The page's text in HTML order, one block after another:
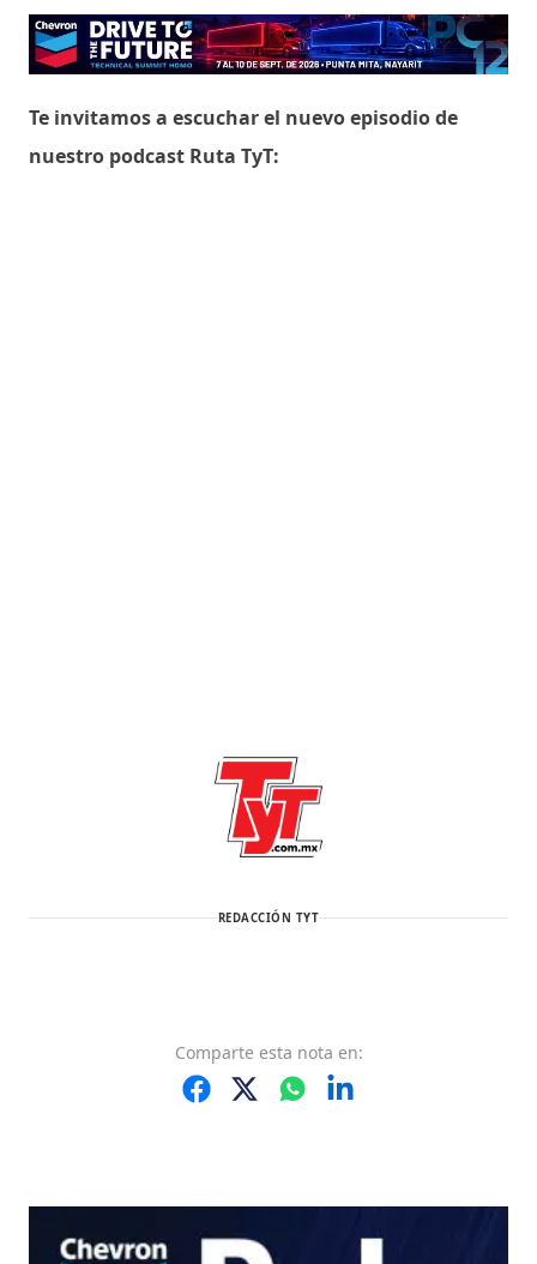
Te invitamos a escuchar el nuevo episodio de
nuestro podcast Ruta TyT:
REDACCIÓN TYT
Comparte esta nota en: